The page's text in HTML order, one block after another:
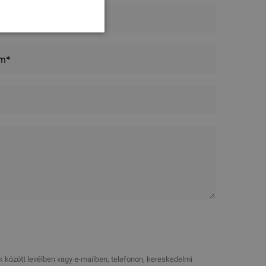
levélben vagy e-mailben, telefonon, kereskedelmi